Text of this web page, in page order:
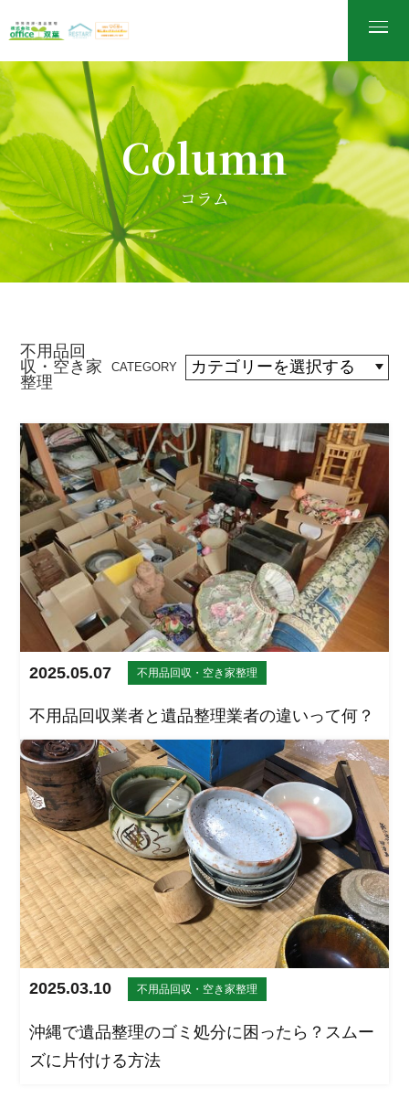
Column
コラム
不用品回
収・空き家
整理
CATEGORY
2025.05.07 不用品回収・空き家整理
不用品回収業者と遺品整理業者の違いって何？
2025.03.10 不用品回収・空き家整理
沖縄で遺品整理のゴミ処分に困ったら？スムー
ズに片付ける方法